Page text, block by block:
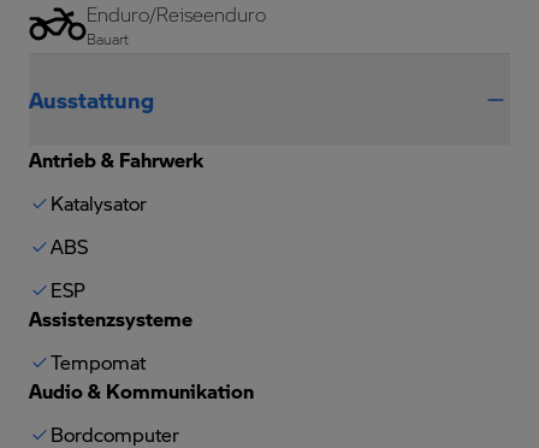
Enduro/Reiseenduro
Bauart
Ausstattung
Antrieb & Fahrwerk
Katalysator
ABS
ESP
Assistenzsysteme
Tempomat
Audio & Kommunikation
Bordcomputer